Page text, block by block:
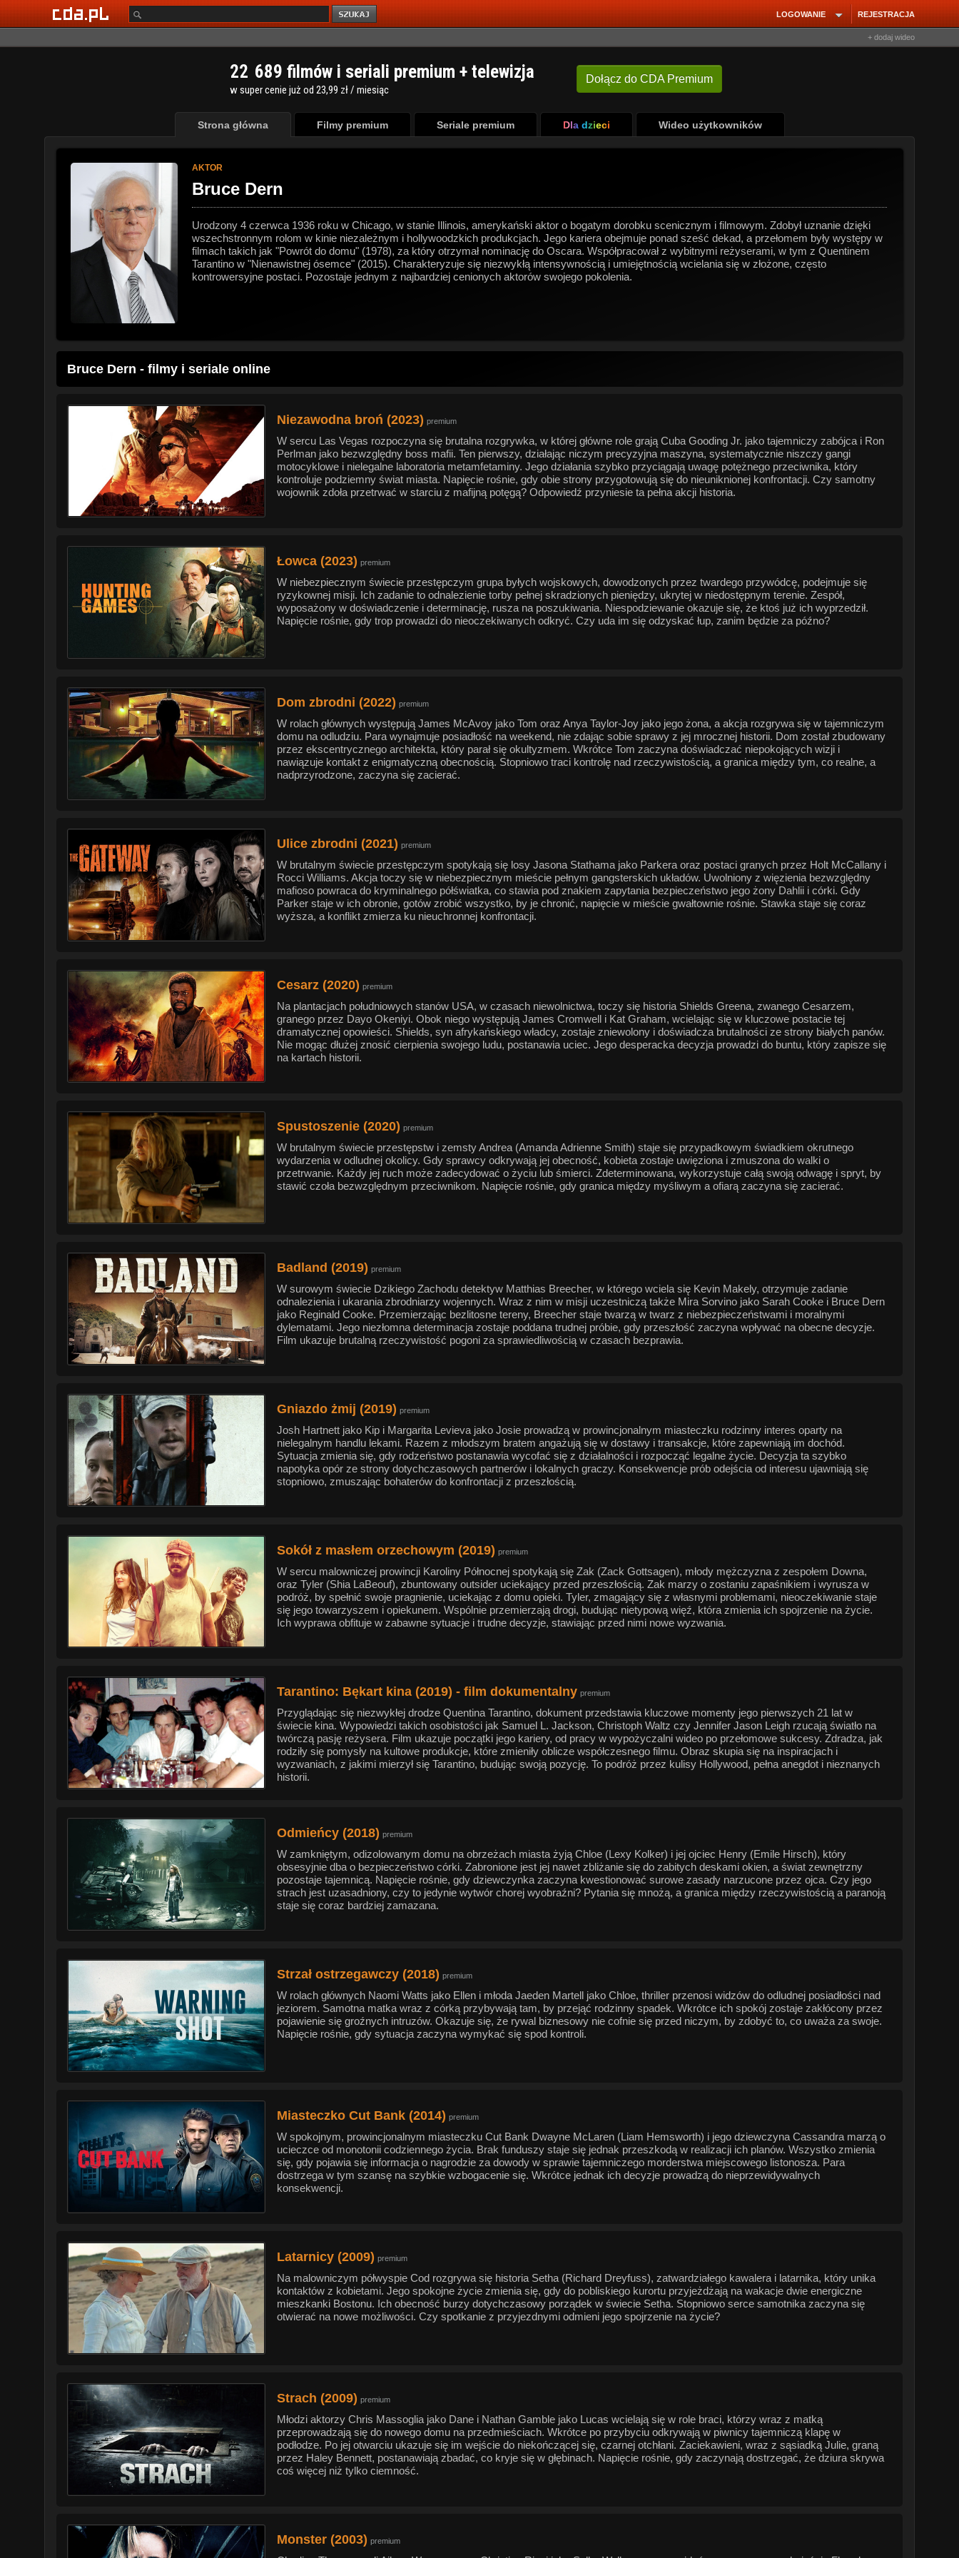
REJESTRACJA
LOGOWANIE
+ dodaj wideo
Dołącz do CDA Premium
22 689 filmów i seriali premium + telewizja
w super cenie już od 23,99 zł / miesiąc
Strona główna Filmy premium Seriale premium Dla dzieci Wideo użytkowników
AKTOR
Bruce Dern
Urodzony 4 czerwca 1936 roku w Chicago, w stanie Illinois, amerykański aktor o bogatym dorobku scenicznym i filmowym. Zdobył uznanie dzięki
wszechstronnym rolom w kinie niezależnym i hollywoodzkich produkcjach. Jego kariera obejmuje ponad sześć dekad, a przełomem były występy w
filmach takich jak "Powrót do domu" (1978), za który otrzymał nominację do Oscara. Współpracował z wybitnymi reżyserami, w tym z Quentinem
Tarantino w "Nienawistnej ósemce" (2015). Charakteryzuje się niezwykłą intensywnością i umiejętnością wcielania się w złożone, często
kontrowersyjne postaci. Pozostaje jednym z najbardziej cenionych aktorów swojego pokolenia.
Bruce Dern - filmy i seriale online
Niezawodna broń (2023) premium
W sercu Las Vegas rozpoczyna się brutalna rozgrywka, w której główne role grają Cuba Gooding Jr. jako tajemniczy zabójca i Ron
Perlman jako bezwzględny boss mafii. Ten pierwszy, działając niczym precyzyjna maszyna, systematycznie niszczy gangi
motocyklowe i nielegalne laboratoria metamfetaminy. Jego działania szybko przyciągają uwagę potężnego przeciwnika, który
kontroluje podziemny świat miasta. Napięcie rośnie, gdy obie strony przygotowują się do nieuniknionej konfrontacji. Czy samotny
wojownik zdoła przetrwać w starciu z mafijną potęgą? Odpowiedź przyniesie ta pełna akcji historia.
Łowca (2023) premium
W niebezpiecznym świecie przestępczym grupa byłych wojskowych, dowodzonych przez twardego przywódcę, podejmuje się
ryzykownej misji. Ich zadanie to odnalezienie torby pełnej skradzionych pieniędzy, ukrytej w niedostępnym terenie. Zespół,
wyposażony w doświadczenie i determinację, rusza na poszukiwania. Niespodziewanie okazuje się, że ktoś już ich wyprzedził.
Napięcie rośnie, gdy trop prowadzi do nieoczekiwanych odkryć. Czy uda im się odzyskać łup, zanim będzie za późno?
Dom zbrodni (2022) premium
W rolach głównych występują James McAvoy jako Tom oraz Anya Taylor-Joy jako jego żona, a akcja rozgrywa się w tajemniczym
domu na odludziu. Para wynajmuje posiadłość na weekend, nie zdając sobie sprawy z jej mrocznej historii. Dom został zbudowany
przez ekscentrycznego architekta, który parał się okultyzmem. Wkrótce Tom zaczyna doświadczać niepokojących wizji i
nawiązuje kontakt z enigmatyczną obecnością. Stopniowo traci kontrolę nad rzeczywistością, a granica między tym, co realne, a
nadprzyrodzone, zaczyna się zacierać.
Ulice zbrodni (2021) premium
W brutalnym świecie przestępczym spotykają się losy Jasona Stathama jako Parkera oraz postaci granych przez Holt McCallany i
Rocci Williams. Akcja toczy się w niebezpiecznym mieście pełnym gangsterskich układów. Uwolniony z więzienia bezwzględny
mafioso powraca do kryminalnego półświatka, co stawia pod znakiem zapytania bezpieczeństwo jego żony Dahlii i córki. Gdy
Parker staje w ich obronie, gotów zrobić wszystko, by je chronić, napięcie w mieście gwałtownie rośnie. Stawka staje się coraz
wyższa, a konflikt zmierza ku nieuchronnej konfrontacji.
Cesarz (2020) premium
Na plantacjach południowych stanów USA, w czasach niewolnictwa, toczy się historia Shields Greena, zwanego Cesarzem,
granego przez Dayo Okeniyi. Obok niego występują James Cromwell i Kat Graham, wcielając się w kluczowe postacie tej
dramatycznej opowieści. Shields, syn afrykańskiego władcy, zostaje zniewolony i doświadcza brutalności ze strony białych panów.
Nie mogąc dłużej znosić cierpienia swojego ludu, postanawia uciec. Jego desperacka decyzja prowadzi do buntu, który zapisze się
na kartach historii.
Spustoszenie (2020) premium
W brutalnym świecie przestępstw i zemsty Andrea (Amanda Adrienne Smith) staje się przypadkowym świadkiem okrutnego
wydarzenia w odludnej okolicy. Gdy sprawcy odkrywają jej obecność, kobieta zostaje uwięziona i zmuszona do walki o
przetrwanie. Każdy jej ruch może zadecydować o życiu lub śmierci. Zdeterminowana, wykorzystuje całą swoją odwagę i spryt, by
stawić czoła bezwzględnym przeciwnikom. Napięcie rośnie, gdy granica między myśliwym a ofiarą zaczyna się zacierać.
Badland (2019) premium
W surowym świecie Dzikiego Zachodu detektyw Matthias Breecher, w którego wciela się Kevin Makely, otrzymuje zadanie
odnalezienia i ukarania zbrodniarzy wojennych. Wraz z nim w misji uczestniczą także Mira Sorvino jako Sarah Cooke i Bruce Dern
jako Reginald Cooke. Przemierzając bezlitosne tereny, Breecher staje twarzą w twarz z niebezpieczeństwami i moralnymi
dylematami. Jego niezłomna determinacja zostaje poddana trudnej próbie, gdy przeszłość zaczyna wpływać na obecne decyzje.
Film ukazuje brutalną rzeczywistość pogoni za sprawiedliwością w czasach bezprawia.
Gniazdo żmij (2019) premium
Josh Hartnett jako Kip i Margarita Levieva jako Josie prowadzą w prowincjonalnym miasteczku rodzinny interes oparty na
nielegalnym handlu lekami. Razem z młodszym bratem angażują się w dostawy i transakcje, które zapewniają im dochód.
Sytuacja zmienia się, gdy rodzeństwo postanawia wycofać się z działalności i rozpocząć legalne życie. Decyzja ta szybko
napotyka opór ze strony dotychczasowych partnerów i lokalnych graczy. Konsekwencje prób odejścia od interesu ujawniają się
stopniowo, zmuszając bohaterów do konfrontacji z przeszłością.
Sokół z masłem orzechowym (2019) premium
W sercu malowniczej prowincji Karoliny Północnej spotykają się Zak (Zack Gottsagen), młody mężczyzna z zespołem Downa,
oraz Tyler (Shia LaBeouf), zbuntowany outsider uciekający przed przeszłością. Zak marzy o zostaniu zapaśnikiem i wyrusza w
podróż, by spełnić swoje pragnienie, uciekając z domu opieki. Tyler, zmagający się z własnymi problemami, nieoczekiwanie staje
się jego towarzyszem i opiekunem. Wspólnie przemierzają drogi, budując nietypową więź, która zmienia ich spojrzenie na życie.
Ich wyprawa obfituje w zabawne sytuacje i trudne decyzje, stawiając przed nimi nowe wyzwania.
Tarantino: Bękart kina (2019) - film dokumentalny premium
Przyglądając się niezwykłej drodze Quentina Tarantino, dokument przedstawia kluczowe momenty jego pierwszych 21 lat w
świecie kina. Wypowiedzi takich osobistości jak Samuel L. Jackson, Christoph Waltz czy Jennifer Jason Leigh rzucają światło na
twórczą pasję reżysera. Film ukazuje początki jego kariery, od pracy w wypożyczalni wideo po przełomowe sukcesy. Zdradza, jak
rodziły się pomysły na kultowe produkcje, które zmieniły oblicze współczesnego filmu. Obraz skupia się na inspiracjach i
wyzwaniach, z jakimi mierzył się Tarantino, budując swoją pozycję. To podróż przez kulisy Hollywood, pełna anegdot i nieznanych
historii.
Odmieńcy (2018) premium
W zamkniętym, odizolowanym domu na obrzeżach miasta żyją Chloe (Lexy Kolker) i jej ojciec Henry (Emile Hirsch), który
obsesyjnie dba o bezpieczeństwo córki. Zabronione jest jej nawet zbliżanie się do zabitych deskami okien, a świat zewnętrzny
pozostaje tajemnicą. Napięcie rośnie, gdy dziewczynka zaczyna kwestionować surowe zasady narzucone przez ojca. Czy jego
strach jest uzasadniony, czy to jedynie wytwór chorej wyobraźni? Pytania się mnożą, a granica między rzeczywistością a paranoją
staje się coraz bardziej zamazana.
Strzał ostrzegawczy (2018) premium
W rolach głównych Naomi Watts jako Ellen i młoda Jaeden Martell jako Chloe, thriller przenosi widzów do odludnej posiadłości nad
jeziorem. Samotna matka wraz z córką przybywają tam, by przejąć rodzinny spadek. Wkrótce ich spokój zostaje zakłócony przez
pojawienie się groźnych intruzów. Okazuje się, że rywal biznesowy nie cofnie się przed niczym, by zdobyć to, co uważa za swoje.
Napięcie rośnie, gdy sytuacja zaczyna wymykać się spod kontroli.
Miasteczko Cut Bank (2014) premium
W spokojnym, prowincjonalnym miasteczku Cut Bank Dwayne McLaren (Liam Hemsworth) i jego dziewczyna Cassandra marzą o
ucieczce od monotonii codziennego życia. Brak funduszy staje się jednak przeszkodą w realizacji ich planów. Wszystko zmienia
się, gdy pojawia się informacja o nagrodzie za dowody w sprawie tajemniczego morderstwa miejscowego listonosza. Para
dostrzega w tym szansę na szybkie wzbogacenie się. Wkrótce jednak ich decyzje prowadzą do nieprzewidywalnych
konsekwencji.
Latarnicy (2009) premium
Na malowniczym półwyspie Cod rozgrywa się historia Setha (Richard Dreyfuss), zatwardziałego kawalera i latarnika, który unika
kontaktów z kobietami. Jego spokojne życie zmienia się, gdy do pobliskiego kurortu przyjeżdżają na wakacje dwie energiczne
mieszkanki Bostonu. Ich obecność burzy dotychczasowy porządek w świecie Setha. Stopniowo serce samotnika zaczyna się
otwierać na nowe możliwości. Czy spotkanie z przyjezdnymi odmieni jego spojrzenie na życie?
Strach (2009) premium
Młodzi aktorzy Chris Massoglia jako Dane i Nathan Gamble jako Lucas wcielają się w role braci, którzy wraz z matką
przeprowadzają się do nowego domu na przedmieściach. Wkrótce po przybyciu odkrywają w piwnicy tajemniczą klapę w
podłodze. Po jej otwarciu ukazuje się im wejście do niekończącej się, czarnej otchłani. Zaciekawieni, wraz z sąsiadką Julie, graną
przez Haley Bennett, postanawiają zbadać, co kryje się w głębinach. Napięcie rośnie, gdy zaczynają dostrzegać, że dziura skrywa
coś więcej niż tylko ciemność.
Monster (2003) premium